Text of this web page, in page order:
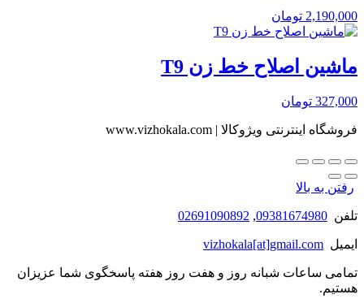
2,190,000 تومان
ماشین اصلاح خط زن T9
327,000 تومان
فروشگاه اینترنتی ویژوکالا | www.vizhokala.com
رفتن به بالا
تلفن 09381674980
,
02691090892
ایمیل vizhokala[at]gmail.com
تمامی ساعات شبانه روز و هفت روز هفته پاسخگوی شما عزیزان
هستیم.